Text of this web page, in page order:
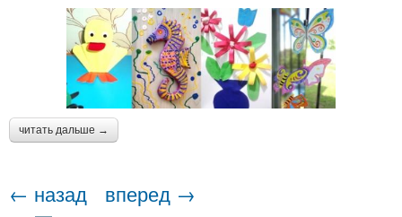
читать дальше →
← назад вперед →